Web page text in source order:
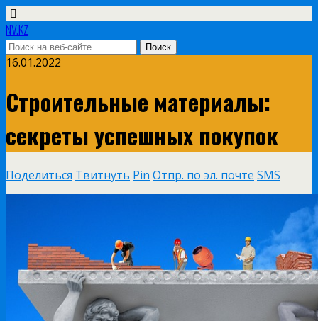
NV.KZ
16.01.2022
Строительные материалы:
секреты успешных покупок
Поделиться Твитнуть Pin Отпр. по эл. почте SMS